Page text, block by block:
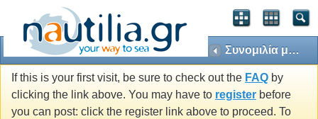
Συνομιλία μεταξύ του Nissos Mykonos και του sofakisamos
If this is your first visit, be sure to check out the FAQ by
clicking the link above. You may have to register before
you can post: click the register link above to proceed. To